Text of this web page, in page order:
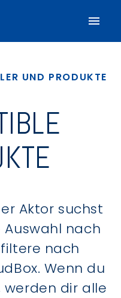
UND PRODUKTE
Aktor suchst
nach
nach
Wenn du
werden dir alle